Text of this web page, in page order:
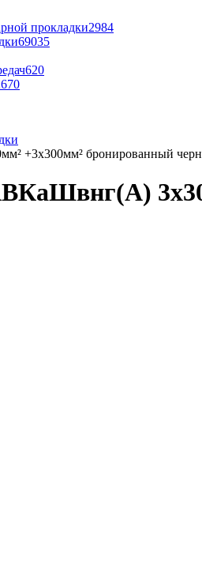
прокладки2984
69035
620
+3x300мм² бронированный